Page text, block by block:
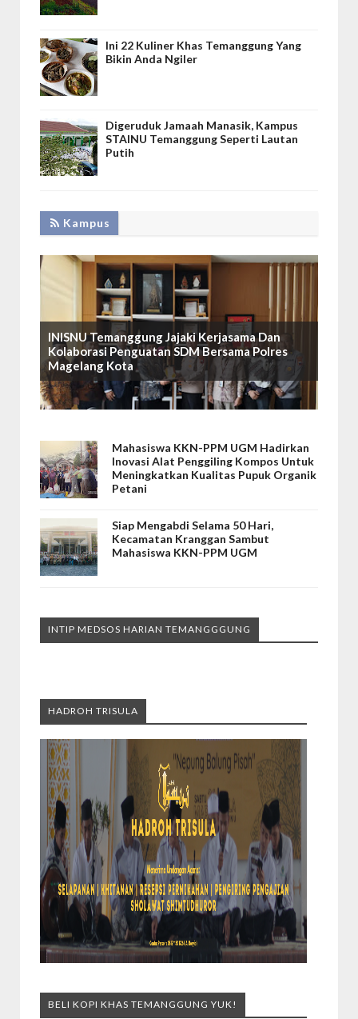
Ini 22 Kuliner Khas Temanggung Yang
Bikin Anda Ngiler
Digeruduk Jamaah Manasik, Kampus
STAINU Temanggung Seperti Lautan
Putih
Kampus
INISNU Temanggung Jajaki Kerjasama Dan
Kolaborasi Penguatan SDM Bersama Polres
Magelang Kota
Mahasiswa KKN-PPM UGM Hadirkan
Inovasi Alat Penggiling Kompos Untuk
Meningkatkan Kualitas Pupuk Organik
Petani
Siap Mengabdi Selama 50 Hari,
Kecamatan Kranggan Sambut
Mahasiswa KKN-PPM UGM
INTIP MEDSOS HARIAN TEMANGGGUNG
HADROH TRISULA
BELI KOPI KHAS TEMANGGUNG YUK!